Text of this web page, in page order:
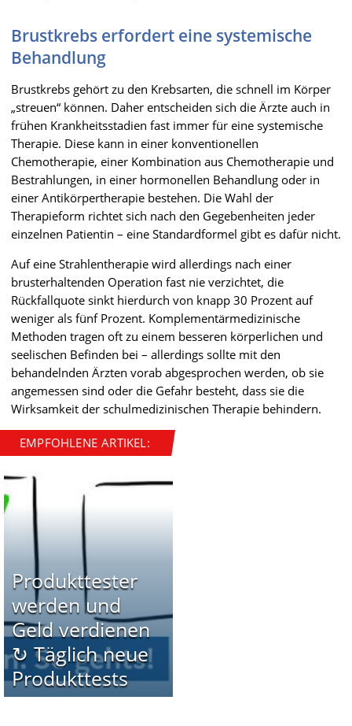
Brustkrebs erfordert eine systemische
Behandlung
Brustkrebs gehört zu den Krebsarten, die schnell im Körper
„streuen“ können. Daher entscheiden sich die Ärzte auch in
frühen Krankheitsstadien fast immer für eine systemische
Therapie. Diese kann in einer konventionellen
Chemotherapie, einer Kombination aus Chemotherapie und
Bestrahlungen, in einer hormonellen Behandlung oder in
einer Antikörpertherapie bestehen. Die Wahl der
Therapieform richtet sich nach den Gegebenheiten jeder
einzelnen Patientin – eine Standardformel gibt es dafür nicht.
Auf eine Strahlentherapie wird allerdings nach einer
brusterhaltenden Operation fast nie verzichtet, die
Rückfallquote sinkt hierdurch von knapp 30 Prozent auf
weniger als fünf Prozent. Komplementärmedizinische
Methoden tragen oft zu einem besseren körperlichen und
seelischen Befinden bei – allerdings sollte mit den
behandelnden Ärzten vorab abgesprochen werden, ob sie
angemessen sind oder die Gefahr besteht, dass sie die
Wirksamkeit der schulmedizinischen Therapie behindern.
EMPFOHLENE ARTIKEL:
Produkttester
werden und
Geld verdienen
↻ Täglich neue
Produkttests